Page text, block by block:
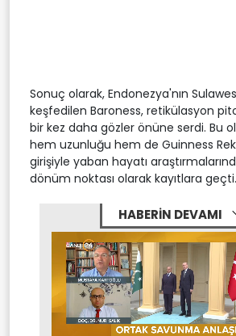
Sonuç olarak, Endonezya'nın
keşfedilen Baroness, retikülasyon
bir kez daha gözler önüne serdi. Bu
hem uzunluğu hem de Guinness
girişiyle yaban hayatı
dönüm noktası olarak kayıtlara geçti.
HABERİN DEVAMI